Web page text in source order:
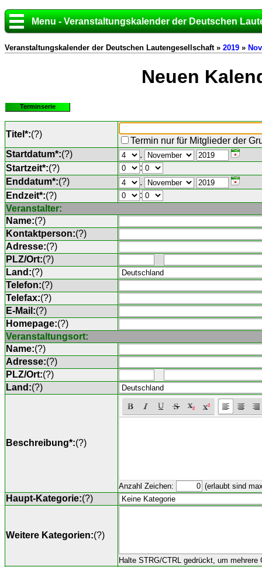
Menu - Veranstaltungskalender der Deutschen
Veranstaltungskalender der Deutschen Lautengesellschaft » 2019 »
Neuen
Terminserie
Titel*:(?)
Termin nur für Mitglieder der
Startdatum*:(?)
.
Startzeit*:(?)
:
Enddatum*:(?)
.
Endzeit*:(?)
:
Veranstalter:
Name:(?)
Kontaktperson:(?)
Adresse:(?)
PLZ/Ort:(?)
Land:(?)
Telefon:(?)
Telefax:(?)
E-Mail:(?)
Homepage:(?)
Veranstaltungsort:
Name:(?)
Adresse:(?)
PLZ/Ort:(?)
Land:(?)
Beschreibung*:(?)
Anzahl Zeichen: (erlaubt sind
Haupt-Kategorie:(?)
Weitere Kategorien:(?)
Halte STRG/CTRL gedrückt, um mehrere